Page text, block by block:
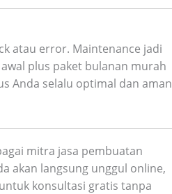
atau error. Maintenance jadi
plus paket bulanan murah
Anda selalu optimal dan aman
mitra jasa pembuatan
akan langsung unggul online,
konsultasi gratis tanpa